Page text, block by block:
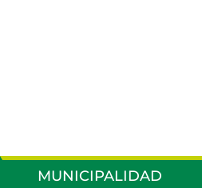
MUNICIPALIDAD